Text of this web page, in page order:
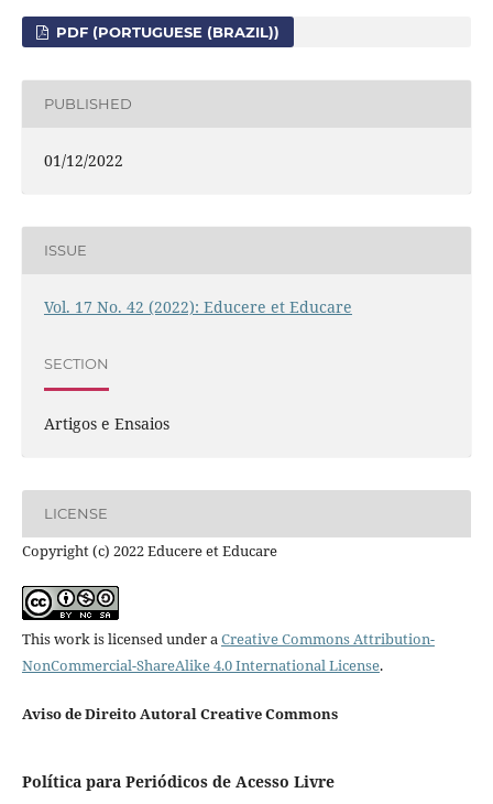
PDF (PORTUGUESE (BRAZIL))
PUBLISHED
01/12/2022
ISSUE
Vol. 17 No. 42 (2022): Educere et Educare
SECTION
Artigos e Ensaios
LICENSE
Copyright (c) 2022 Educere et Educare
This work is licensed under aCreative Commons Attribution-
NonCommercial-ShareAlike 4.0 International License.
Aviso de Direito Autoral Creative Commons
Política para Periódicos de Acesso Livre